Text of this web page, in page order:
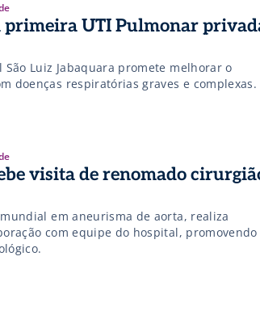
primeira UTI Pulmonar
Luiz Jabaquara promete melhorar o
doenças respiratórias graves e complexas.
visita de renomado
em aneurisma de aorta, realiza
com equipe do hospital, promovendo